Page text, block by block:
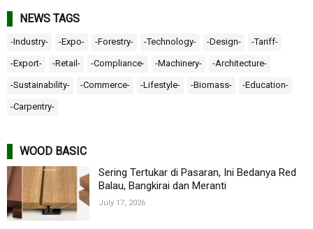
NEWS TAGS
-Industry- -Expo- -Forestry- -Technology- -Design- -Tariff-
-Export- -Retail- -Compliance- -Machinery- -Architecture-
-Sustainability- -Commerce- -Lifestyle- -Biomass- -Education-
-Carpentry-
WOOD BASIC
Sering Tertukar di Pasaran, Ini Bedanya Red
Balau, Bangkirai dan Meranti
July 17, 2026